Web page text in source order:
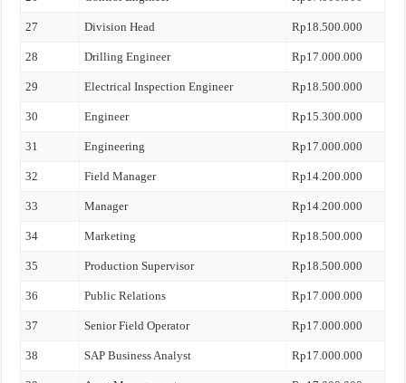
27 Division Head Rp18.500.000
28 Drilling Engineer Rp17.000.000
29 Electrical Inspection Engineer Rp18.500.000
30 Engineer Rp15.300.000
31 Engineering Rp17.000.000
32 Field Manager Rp14.200.000
33 Manager Rp14.200.000
34 Marketing Rp18.500.000
35 Production Supervisor Rp18.500.000
36 Public Relations Rp17.000.000
37 Senior Field Operator Rp17.000.000
38 SAP Business Analyst Rp17.000.000